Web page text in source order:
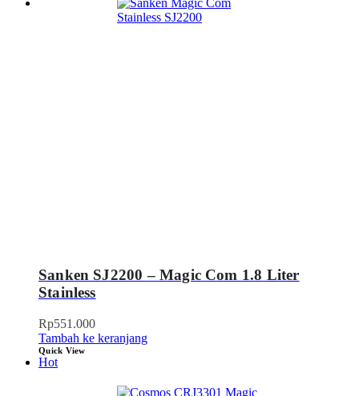
Sanken SJ2200 – Magic Com 1.8 Liter
Stainless
Rp551.000
Tambah ke keranjang
Quick View
Hot